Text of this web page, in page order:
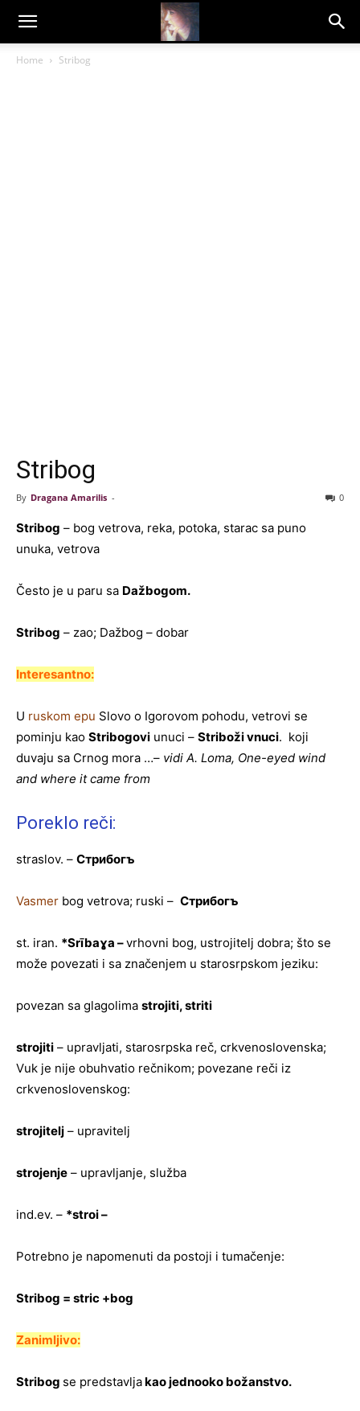
Dragana
Home Stribog
Stribog
By Dragana Amarilis - 0
Stribog – bog vetrova, reka, potoka, starac sa puno
unuka, vetrova
Često je u paru sa Dažbogom.
Stribog – zao; Dažbog – dobar
Interesantno:
U ruskom epu Slovo o Igorovom pohodu, vetrovi se
pominju kao Stribogovi unuci – Striboži vnuci. koji
duvaju sa Crnog mora …– vidi A. Loma, One-eyed wind
and where it came from
Poreklo reči:
straslov. – Стрибогъ
Vasmer bog vetrova; ruski – Стрибогъ
st. iran. *Srībaɣa –vrhovni bog, ustrojitelj dobra; što se
može povezati i sa značenjem u starosrpskom jeziku:
povezan sa glagolima strojiti, striti
strojiti – upravljati, starosrpska reč, crkvenoslovenska;
Vuk je nije obuhvatio rečnikom; povezane reči iz
crkvenoslovenskog:
strojitelj – upravitelj
strojenje – upravljanje, služba
ind.ev. – *stroi –
Potrebno je napomenuti da postoji i tumačenje:
Stribog = stric +bog
Zanimljivo:
Stribog se predstavljakao jednooko božanstvo.